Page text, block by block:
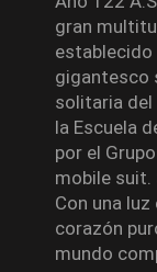
gran
establecido
gigantesco
solitaria del
la Escuela
por el
mobile suit.
Con una
corazón
mundo